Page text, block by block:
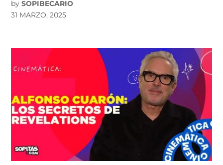
by SOPIBECARIO
31 MARZO, 2025